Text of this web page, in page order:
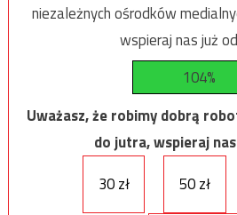
niezależnych ośrodków
wspieraj nas już
104%
Uważasz, że robimy dobrą
do jutra, wspieraj
30 zł
50 zł